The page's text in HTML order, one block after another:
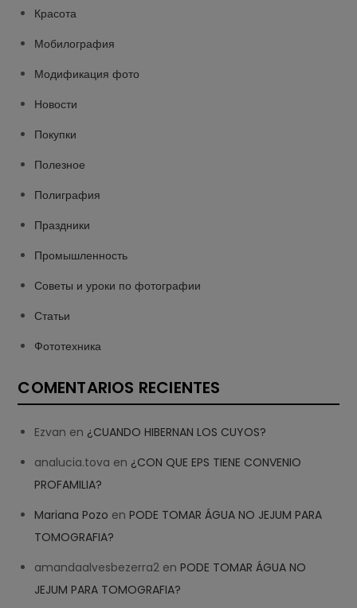
Красота
Мобилография
Модификация фото
Новости
Покупки
Полезное
Полиграфия
Праздники
Промышленность
Советы и уроки по фотографии
Статьи
Фототехника
COMENTARIOS RECIENTES
Ezvan en ¿CUANDO HIBERNAN LOS CUYOS?
analucia.tova en ¿CON QUE EPS TIENE CONVENIO
PROFAMILIA?
Mariana Pozo enPODE TOMAR ÁGUA NO JEJUM PARA
TOMOGRAFIA?
amandaalvesbezerra2 enPODE TOMAR ÁGUA NO
JEJUM PARA TOMOGRAFIA?